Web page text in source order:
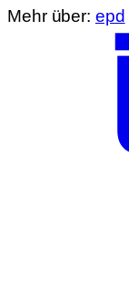
Mehr über: epd